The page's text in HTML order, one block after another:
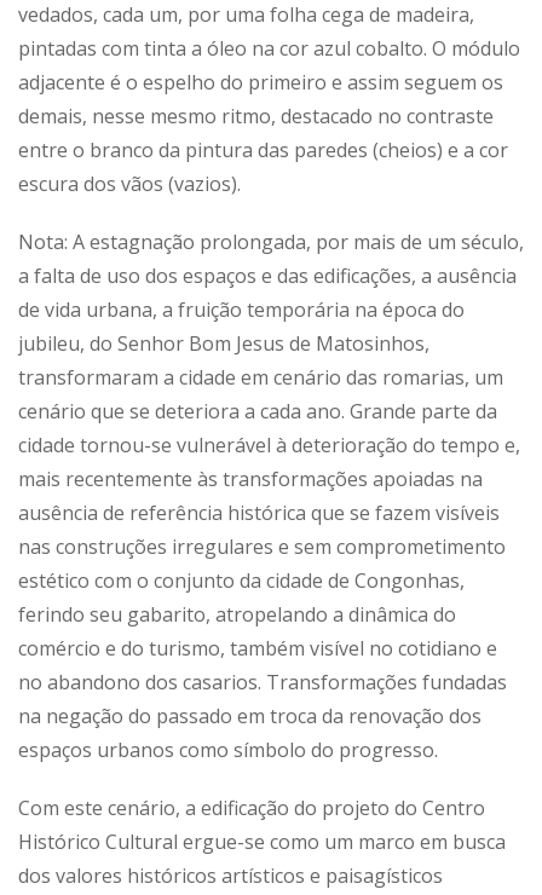
vedados, cada um, por uma folha cega de madeira,
pintadas com tinta a óleo na cor azul cobalto. O módulo
adjacente é o espelho do primeiro e assim seguem os
demais, nesse mesmo ritmo, destacado no contraste
entre o branco da pintura das paredes (cheios) e a cor
escura dos vãos (vazios).
Nota: A estagnação prolongada, por mais de um século,
a falta de uso dos espaços e das edificações, a ausência
de vida urbana, a fruição temporária na época do
jubileu, do Senhor Bom Jesus de Matosinhos,
transformaram a cidade em cenário das romarias, um
cenário que se deteriora a cada ano. Grande parte da
cidade tornou-se vulnerável à deterioração do tempo e,
mais recentemente às transformações apoiadas na
ausência de referência histórica que se fazem visíveis
nas construções irregulares e sem comprometimento
estético com o conjunto da cidade de Congonhas,
ferindo seu gabarito, atropelando a dinâmica do
comércio e do turismo, também visível no cotidiano e
no abandono dos casarios. Transformações fundadas
na negação do passado em troca da renovação dos
espaços urbanos como símbolo do progresso.
Com este cenário, a edificação do projeto do Centro
Histórico Cultural ergue-se como um marco em busca
dos valores históricos artísticos e paisagísticos